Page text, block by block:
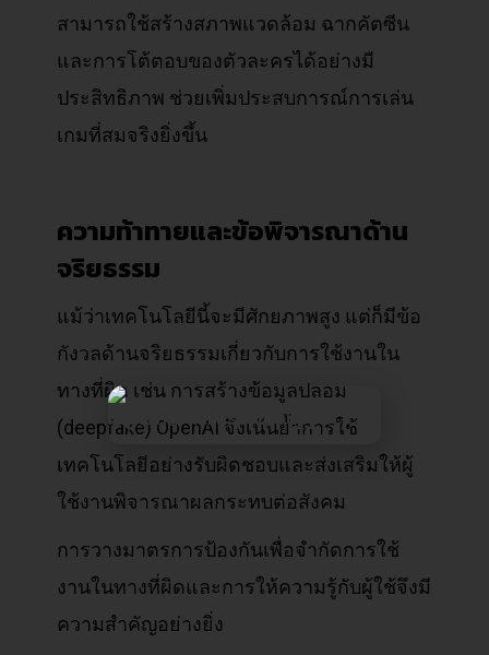
สามารถใช้สร้างสภาพแวดล้อม ฉากคัตซีน
และการโต้ตอบของตัวละครได้อย่างมี
ประสิทธิภาพ ช่วยเพิ่มประสบการณ์การเล่น
เกมที่สมจริงยิ่งขึ้น
ความท้าทายและข้อพิจารณาด้าน
จริยธรรม
แม้ว่าเทคโนโลยีนี้จะมีศักยภาพสูง แต่ก็มีข้อ
กังวลด้านจริยธรรมเกี่ยวกับการใช้งานใน
ทางที่ผิด เช่น การสร้างข้อมูลปลอม
(deepfake) OpenAI จึงเน้นย้ำการใช้
เทคโนโลยีอย่างรับผิดชอบและส่งเสริมให้ผู้
ใช้งานพิจารณาผลกระทบต่อสังคม
การวางมาตรการป้องกันเพื่อจำกัดการใช้
งานในทางที่ผิดและการให้ความรู้กับผู้ใช้จึงมี
ความสำคัญอย่างยิ่ง